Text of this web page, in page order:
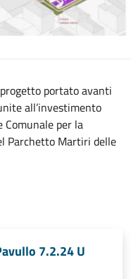
portato avanti
all’investimento
Comunale per la
Parchetto Martiri delle
7.2.24 U